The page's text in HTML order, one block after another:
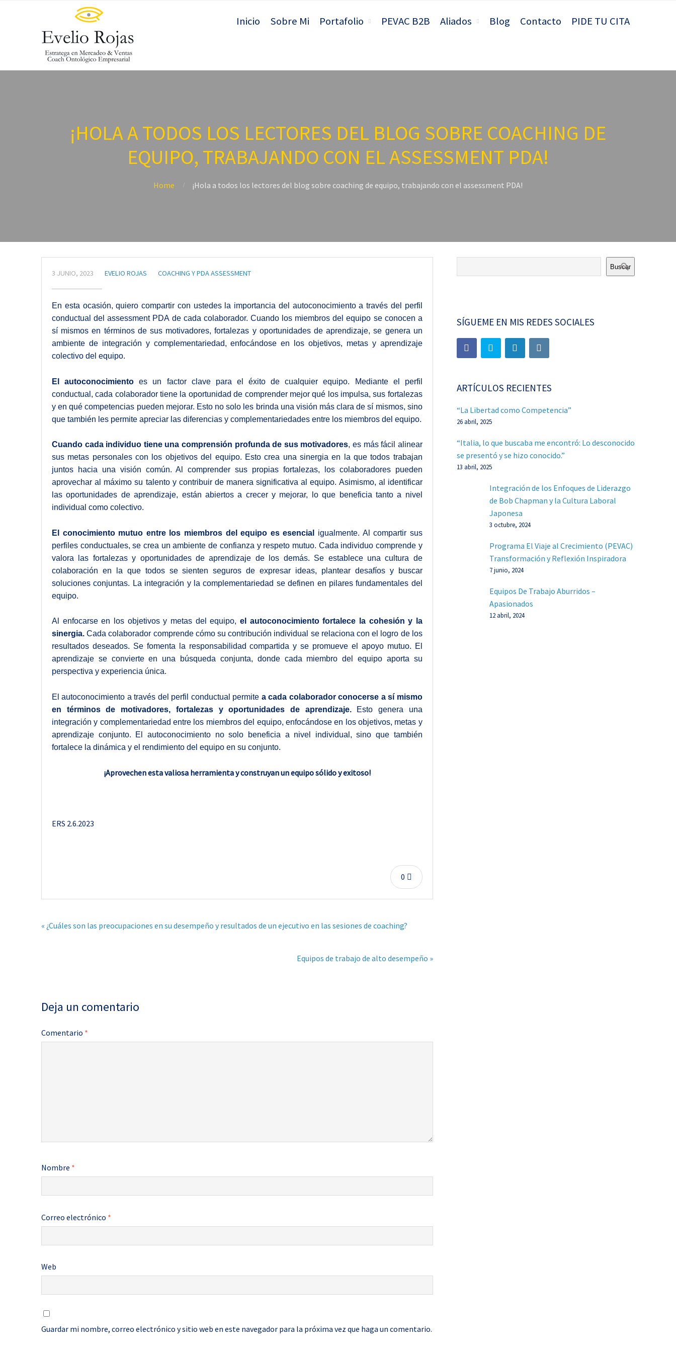
Inicio Sobre Mi Portafolio PEVAC B2B Aliados Blog Contacto PIDE TU CITA
¡HOLA A TODOS LOS LECTORES DEL BLOG SOBRE COACHING DE
EQUIPO, TRABAJANDO CON EL ASSESSMENT PDA!
Home ¡Hola a todos los lectores del blog sobre coaching de equipo, trabajando con el assessment PDA!
3 JUNIO, 2023 EVELIO ROJAS COACHING Y PDA ASSESSMENT
En esta ocasión, quiero compartir con ustedes la importancia del autoconocimiento a través del perfil
conductual del assessment PDA de cada colaborador. Cuando los miembros del equipo se conocen a
sí mismos en términos de sus motivadores, fortalezas y oportunidades de aprendizaje, se genera un
ambiente de integración y complementariedad, enfocándose en los objetivos, metas y aprendizaje
colectivo del equipo.
El autoconocimiento es un factor clave para el éxito de cualquier equipo. Mediante el perfil
conductual, cada colaborador tiene la oportunidad de comprender mejor qué los impulsa, sus fortalezas
y en qué competencias pueden mejorar. Esto no solo les brinda una visión más clara de sí mismos, sino
que también les permite apreciar las diferencias y complementariedades entre los miembros del equipo.
Cuando cada individuo tiene una comprensión profunda de sus motivadores, es más fácil alinear
sus metas personales con los objetivos del equipo. Esto crea una sinergia en la que todos trabajan
juntos hacia una visión común. Al comprender sus propias fortalezas, los colaboradores pueden
aprovechar al máximo su talento y contribuir de manera significativa al equipo. Asimismo, al identificar
las oportunidades de aprendizaje, están abiertos a crecer y mejorar, lo que beneficia tanto a nivel
individual como colectivo.
El conocimiento mutuo entre los miembros del equipo es esencial
igualmente. Al compartir sus
perfiles conductuales, se crea un ambiente de confianza y respeto mutuo. Cada individuo comprende y
valora las fortalezas y oportunidades de aprendizaje de los demás. Se establece una cultura de
colaboración en la que todos se sienten seguros de expresar ideas, plantear desafíos y buscar
soluciones conjuntas. La integración y la complementariedad se definen en pilares fundamentales del
equipo.
Al enfocarse en los objetivos y metas del equipo, el autoconocimiento fortalece la cohesión y la
sinergia. Cada colaborador comprende cómo su contribución individual se relaciona con el logro de los
resultados deseados. Se fomenta la responsabilidad compartida y se promueve el apoyo mutuo. El
aprendizaje se convierte en una búsqueda conjunta, donde cada miembro del equipo aporta su
perspectiva y experiencia única.
El autoconocimiento a través del perfil conductual permite a cada colaborador conocerse a sí mismo
en términos de motivadores, fortalezas y oportunidades de aprendizaje.Esto genera una
integración y complementariedad entre los miembros del equipo, enfocándose en los objetivos, metas y
aprendizaje conjunto. El autoconocimiento no solo beneficia a nivel individual, sino que también
fortalece la dinámica y el rendimiento del equipo en su conjunto.
¡Aprovechen esta valiosa herramienta y construyan un equipo sólido y exitoso!
ERS 2.6.2023
0
« ¿Cuáles son las preocupaciones en su desempeño y resultados de un ejecutivo en las sesiones de coaching?
Equipos de trabajo de alto desempeño »
Deja un comentario
Comentario *
Nombre *
Correo electrónico *
Web
Guardar mi nombre, correo electrónico y sitio web en este navegador para la próxima vez que haga un comentario.
Buscar
SÍGUEME EN MIS REDES SOCIALES
ARTÍCULOS RECIENTES
“La Libertad como Competencia”
26 abril, 2025
“Italia, lo que buscaba me encontró: Lo desconocido
se presentó y se hizo conocido.”
13 abril, 2025
Integración de los Enfoques de Liderazgo
de Bob Chapman y la Cultura Laboral
Japonesa
3 octubre, 2024
Programa El Viaje al Crecimiento (PEVAC)
Transformación y Reflexión Inspiradora
7 junio, 2024
Equipos De Trabajo Aburridos –
Apasionados
12 abril, 2024